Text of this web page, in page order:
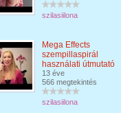
szilasiilona
Mega Effects
szempillaspirál
használati útmutató
13 éve
566 megtekintés
szilasiilona